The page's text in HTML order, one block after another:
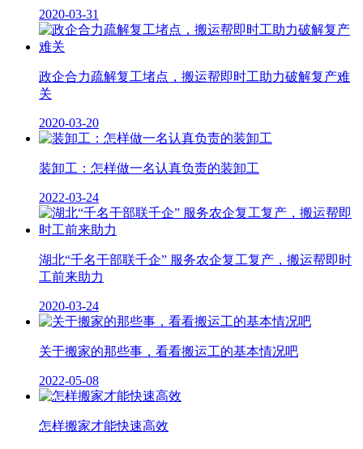
2020-03-31
政企合力疏解复工堵点，搬运帮即时工助力破解复产难
关
2020-03-20
装卸工：怎样做一名认真负责的装卸工
2022-03-24
湖北“千名干部联千企” 服务农企复工复产，搬运帮即时
工前来助力
2020-03-24
关于搬家的那些事，看看搬运工的基本情况吧
2022-05-08
怎样搬家才能快速高效